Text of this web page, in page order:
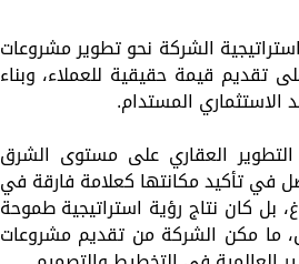
الشركة نحو تطوير مشروعات
تقديم قيمة حقيقية للعملاء، وبناء
الاستثماري المستدام.
العقاري على مستوى الشرق
في تأكيد مكانتها كعلامة فارقة في
بل كان نتاج رؤية استراتيجية طموحة
ما مكن الشركة من تقديم مشروعات